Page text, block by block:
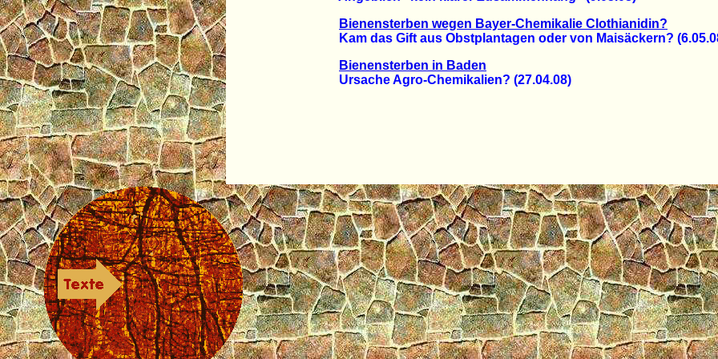
Bienensterben wegen Bayer-Chemikalie Clothianidin?
Kam das Gift aus Obstplantagen oder von Maisäckern?
Bienensterben in Baden
Ursache Agro-Chemikalien? (27.04.08)